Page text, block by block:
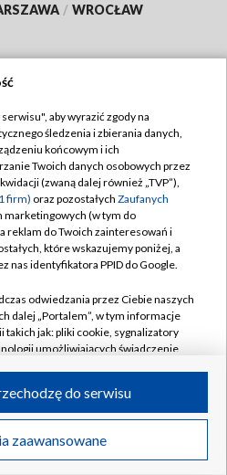
/ WROCŁAW
TVP
TVP
prywatności
zgody
Pomoc
Kontakt
Kanały
S.A. w likwidacji
aby wyrazić zgody na
śledzenia i zbierania danych,
końcowym i ich
Twoich danych osobowych przez
(zwaną dalej również „TVP”),
firm) oraz pozostałych Zaufanych
marketingowych (w tym do
reklam do Twoich zainteresowań i
które wskazujemy poniżej, a
nas identyfikatora PPID do Google.
odwiedzania przez Ciebie naszych
dalej „Portalem”, w tym informacje
takich jak: pliki cookie, sygnalizatory
umożliwiających świadczenie
odwiedzania przez Ciebie
takie jak adresy IP, identyfikatory
zaawansowane
do serwisu